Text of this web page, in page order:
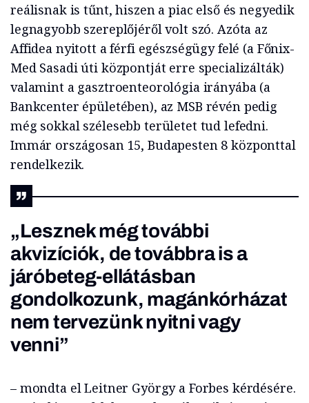
reálisnak is tűnt, hiszen a piac első és negyedik
legnagyobb szereplőjéről volt szó. Azóta az
Affidea nyitott a férfi egészségügy felé (a Főnix-
Med Sasadi úti központját erre specializálták)
valamint a gasztroenteorológia irányába (a
Bankcenter épületében), az MSB révén pedig
még sokkal szélesebb területet tud lefedni.
Immár országosan 15, Budapesten 8 központtal
rendelkezik.
„Lesznek még további
akvizíciók, de továbbra is a
járóbeteg-ellátásban
gondolkozunk, magánkórházat
nem tervezünk nyitni vagy
venni”
– mondta el Leitner György a Forbes kérdésére.